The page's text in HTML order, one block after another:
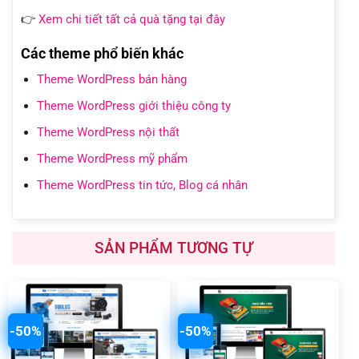
👉 Xem chi tiết tất cả quà tặng tại đây
Các theme phổ biến khác
Theme WordPress bán hàng
Theme WordPress giới thiệu công ty
Theme WordPress nội thất
Theme WordPress mỹ phẩm
Theme WordPress tin tức, Blog cá nhân
SẢN PHẨM TƯƠNG TỰ
-50% -50%